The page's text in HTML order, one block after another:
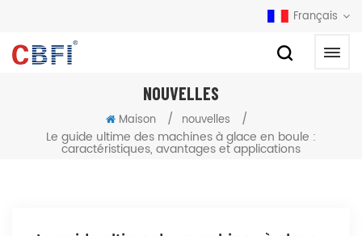
Français
NOUVELLES
Maison / nouvelles
/
Le guide ultime des machines à glace en boule :
caractéristiques, avantages et applications